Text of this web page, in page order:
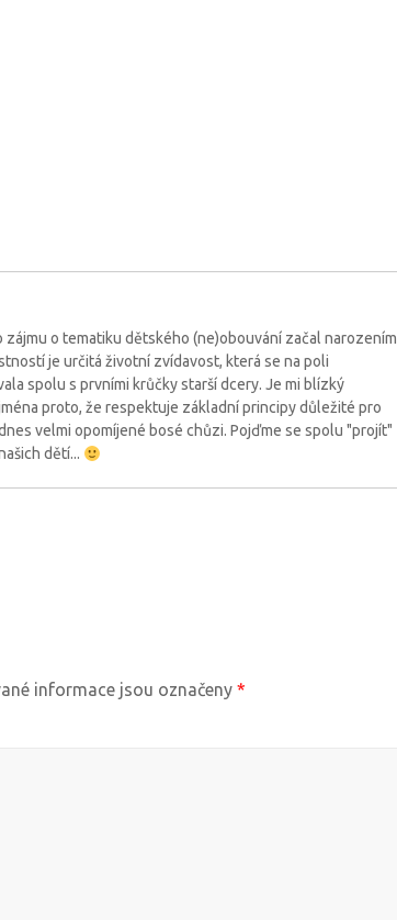
o tematiku dětského (ne)obouvání začal narozením
je určitá životní zvídavost, která se na poli
spolu s prvními krůčky starší dcery. Je mi blízký
proto, že respektuje základní principy důležité pro
velmi opomíjené bosé chůzi. Pojďme se spolu "projít"
dětí...
informace jsou označeny *